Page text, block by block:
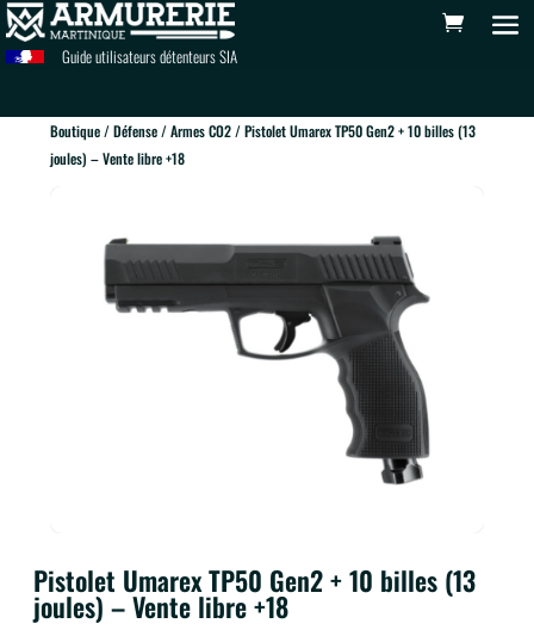
Guide utilisateurs détenteurs SIA
Boutique/Défense/Armes CO2/ Pistolet Umarex TP50 Gen2 + 10 billes (13
joules) – Vente libre +18
Pistolet Umarex TP50 Gen2 + 10 billes (13
joules) – Vente libre +18